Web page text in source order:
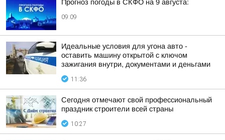
Прогноз погоды в СКФО на 9 августа:
09:09
Идеальные условия для угона авто -
оставить машину открытой с ключом
зажигания внутри, документами и деньгами
11:36
Сегодня отмечают свой профессиональный
праздник строители всей страны
10:27